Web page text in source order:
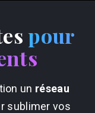
pour
un réseau
sublimer vos